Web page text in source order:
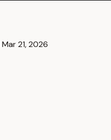
Mar 21, 2026